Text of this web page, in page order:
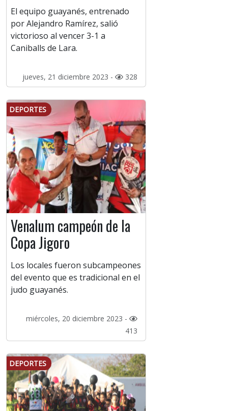
El equipo guayanés, entrenado
por Alejandro Ramírez, salió
victorioso al vencer 3-1 a
Caniballs de Lara.
jueves, 21 diciembre 2023 - 328
DEPORTES
Venalum campeón de la
Copa Jigoro
Los locales fueron subcampeones
del evento que es tradicional en el
judo guayanés.
miércoles, 20 diciembre 2023 -
413
DEPORTES